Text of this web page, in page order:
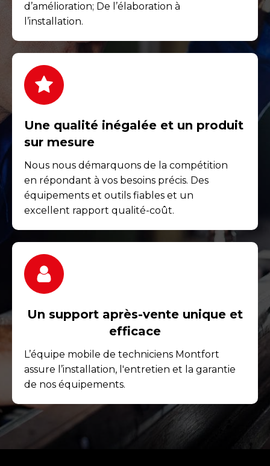
d’amélioration; De l’élaboration à
l’installation.
Une qualité inégalée et un produit
sur mesure
Nous nous démarquons de la compétition
en répondant à vos besoins précis. Des
équipements et outils fiables et un
excellent rapport qualité-coût.
Un support après-vente unique et
efficace
L’équipe mobile de techniciens Montfort
assure l’installation, l'entretien et la garantie
de nos équipements.